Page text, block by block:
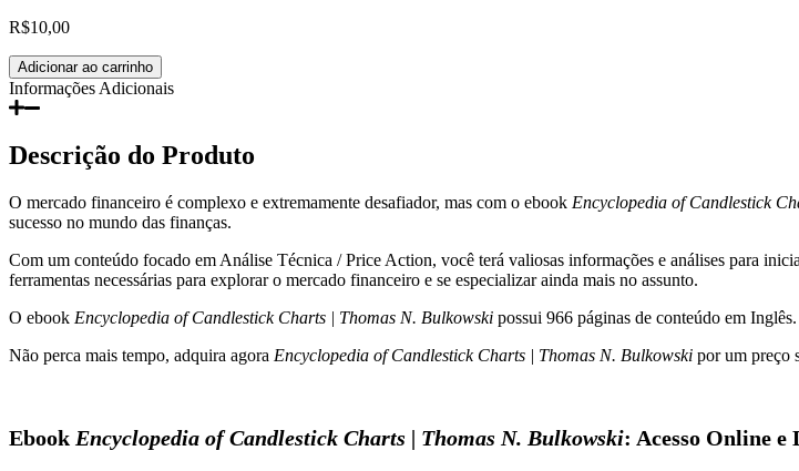
R$10,00
Encyclopedia
of
Candlestick
|
Thomas
Bulkowski
quantidade
Adicionar ao carrinho
Informações Adicionais
Descrição do Produto
O mercado financeiro é complexo e extremamente desafiador, mas com o ebook Encyclopedia of Candlestick
sucesso no mundo das finanças.
Com um conteúdo focado em Análise Técnica / Price Action, você terá valiosas informações e análises para
ferramentas necessárias para explorar o mercado financeiro e se especializar ainda mais no assunto.
O ebook Encyclopedia of Candlestick Charts | Thomas N. Bulkowski possui 966 páginas de conteúdo em
Não perca mais tempo, adquira agora Encyclopedia of Candlestick Charts | Thomas N. Bulkowski por um preço
Ebook Encyclopedia of Candlestick Charts | Thomas N. Bulkowski: Acesso Online e